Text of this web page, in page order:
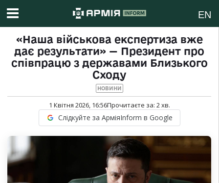
EN
«Наша військова експертиза вже
дає результати» — Президент про
співпрацю з державами Близького
Сходу
НОВИНИ
1 Квітня 2026, 16:56Прочитаєте за: 2хв.
Слідкуйте за АрміяInform в Google